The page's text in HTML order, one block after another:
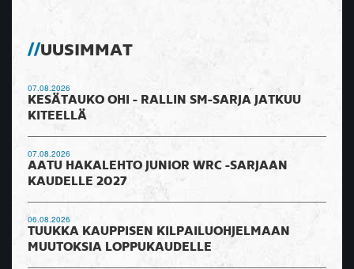
UUSIMMAT
07.08.2026
KESÄTAUKO OHI - RALLIN SM-SARJA JATKUU
KITEELLÄ
07.08.2026
AATU HAKALEHTO JUNIOR WRC -SARJAAN
KAUDELLE 2027
06.08.2026
TUUKKA KAUPPISEN KILPAILUOHJELMAAN
MUUTOKSIA LOPPUKAUDELLE